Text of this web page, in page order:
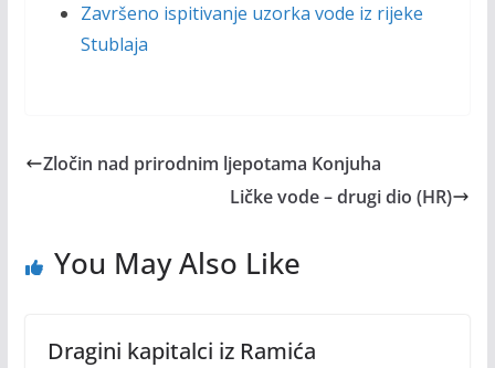
Završeno ispitivanje uzorka vode iz rijeke
Stublaja
Zločin nad prirodnim ljepotama Konjuha
Ličke vode – drugi dio (HR)
You May Also Like
Dragini kapitalci iz Ramića